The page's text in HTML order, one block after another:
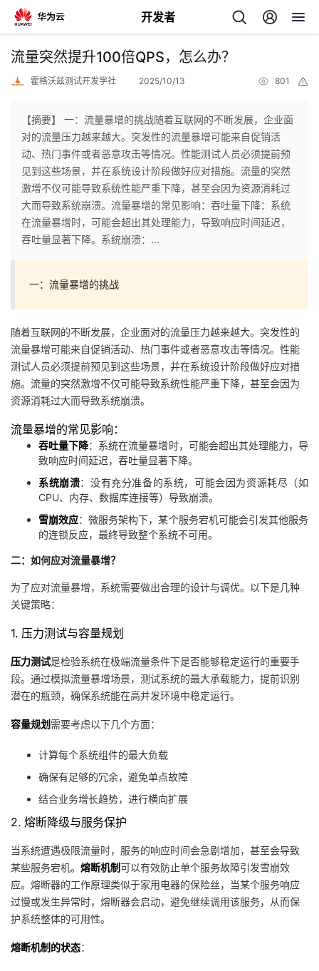
开发者
返
个
人
主
我
的
发
者
我
博
客
的
论
坛
我
的
圈
我
的
播
我
活
的
我
开
发
者
学
堂
我
的
课
我
的
我
的
Programs
我
的
支
持
的
技
术
我
的
云
流量突然提升100倍QPS，怎么办？
霍格沃兹测试开发学社 2025/10/13 801
【摘要】 一：流量暴增的挑战随着互联网的不断发展，企业面
对的流量压力越来越大。突发性的流量暴增可能来自促销活
动、热门事件或者恶意攻击等情况。性能测试人员必须提前预
见到这些场景，并在系统设计阶段做好应对措施。流量的突然
激增不仅可能导致系统性能严重下降，甚至会因为资源消耗过
大而导致系统崩溃。流量暴增的常见影响：吞吐量下降：系统
在流量暴增时，可能会超出其处理能力，导致响应时间延迟，
吞吐量显著下降。系统崩溃：...
一：流量暴增的挑战
随着互联网的不断发展，企业面对的流量压力越来越大。突发性的
流量暴增可能来自促销活动、热门事件或者恶意攻击等情况。性能
测试人员必须提前预见到这些场景，并在系统设计阶段做好应对措
施。流量的突然激增不仅可能导致系统性能严重下降，甚至会因为
资源消耗过大而导致系统崩溃。
流量暴增的常见影响：
吞吐量下降：系统在流量暴增时，可能会超出其处理能力，导
致响应时间延迟，吞吐量显著下降。
系统崩溃：没有充分准备的系统，可能会因为资源耗尽（如
CPU、内存、数据库连接等）导致崩溃。
雪崩效应：微服务架构下，某个服务宕机可能会引发其他服务
的连锁反应，最终导致整个系统不可用。
二：如何应对流量暴增？
为了应对流量暴增，系统需要做出合理的设计与调优。以下是几种
关键策略：
1. 压力测试与容量规划
压力测试是检验系统在极端流量条件下是否能够稳定运行的重要手
段。通过模拟流量暴增场景，测试系统的最大承载能力，提前识别
潜在的瓶颈，确保系统能在高并发环境中稳定运行。
容量规划 需要考虑以下几个方面：
计算每个系统组件的最大负载
确保有足够的冗余，避免单点故障
结合业务增长趋势，进行横向扩展
2. 熔断降级与服务保护
当系统遭遇极限流量时，服务的响应时间会急剧增加，甚至会导致
某些服务宕机。 熔断机制可以有效防止单个服务故障引发雪崩效
应。熔断器的工作原理类似于家用电器的保险丝，当某个服务响应
过慢或发生异常时，熔断器会启动，避免继续调用该服务，从而保
护系统整体的可用性。
熔断机制的状态：